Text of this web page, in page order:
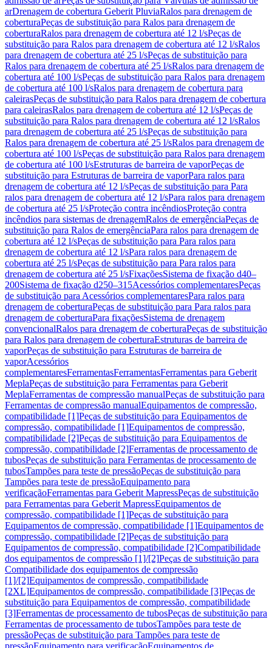
arDrenagem de cobertura Geberit PluviaRalos para drenagem de
coberturaPeças de substituição para Ralos para drenagem de
coberturaRalos para drenagem de cobertura até 12 l/sPeças de
substituição para Ralos para drenagem de cobertura até 12 l/sRalos
para drenagem de cobertura até 25 l/sPeças de substituição para
Ralos para drenagem de cobertura até 25 l/sRalos para drenagem de
cobertura até 100 l/sPeças de substituição para Ralos para drenagem
de cobertura até 100 l/sRalos para drenagem de cobertura para
caleirasPeças de substituição para Ralos para drenagem de cobertura
para caleirasRalos para drenagem de cobertura até 12 l/sPeças de
substituição para Ralos para drenagem de cobertura até 12 l/sRalos
para drenagem de cobertura até 25 l/sPeças de substituição para
Ralos para drenagem de cobertura até 25 l/sRalos para drenagem de
cobertura até 100 l/sPeças de substituição para Ralos para drenagem
de cobertura até 100 l/sEstruturas de barreira de vaporPeças de
substituição para Estruturas de barreira de vaporPara ralos para
drenagem de cobertura até 12 l/sPeças de substituição para Para
ralos para drenagem de cobertura até 12 l/sPara ralos para drenagem
de cobertura até 25 l/sProteção contra incêndiosProteção contra
incêndios para sistemas de drenagemRalos de emergênciaPeças de
substituição para Ralos de emergênciaPara ralos para drenagem de
cobertura até 12 l/sPeças de substituição para Para ralos para
drenagem de cobertura até 12 l/sPara ralos para drenagem de
cobertura até 25 l/sPeças de substituição para Para ralos para
drenagem de cobertura até 25 l/sFixaçõesSistema de fixação d40–
200Sistema de fixação d250–315Acessórios complementaresPeças
de substituição para Acessórios complementaresPara ralos para
drenagem de coberturaPeças de substituição para Para ralos para
drenagem de coberturaPara fixaçõesSistema de drenagem
convencionalRalos para drenagem de coberturaPeças de substituição
para Ralos para drenagem de coberturaEstruturas de barreira de
vaporPeças de substituição para Estruturas de barreira de
vaporAcessórios
complementaresFerramentasFerramentasFerramentas para Geberit
MeplaPeças de substituição para Ferramentas para Geberit
MeplaFerramentas de compressão manualPeças de substituição para
Ferramentas de compressão manualEquipamentos de compressão,
compatibilidade [1]Peças de substituição para Equipamentos de
compressão, compatibilidade [1]Equipamentos de compressão,
compatibilidade [2]Peças de substituição para Equipamentos de
compressão, compatibilidade [2]Ferramentas de processamento de
tubosPeças de substituição para Ferramentas de processamento de
tubosTampões para teste de pressãoPeças de substituição para
Tampões para teste de pressãoEquipamento para
verificaçãoFerramentas para Geberit MapressPeças de substituição
para Ferramentas para Geberit MapressEquipamentos de
compressão, compatibilidade [1]Peças de substituição para
Equipamentos de compressão, compatibilidade [1]Equipamentos de
compressão, compatibilidade [2]Peças de substituição para
Equipamentos de compressão, compatibilidade [2]Compatibilidade
dos equipamentos de compressão [1]/[2]Peças de substituição para
Compatibilidade dos equipamentos de compressão
[1]/[2]Equipamentos de compressão, compatibilidade
[2XL]Equipamentos de compressão, compatibilidade [3]Peças de
substituição para Equipamentos de compressão, compatibilidade
[3]Ferramentas de processamento de tubosPeças de substituição para
Ferramentas de processamento de tubosTampões para teste de
pressãoPeças de substituição para Tampões para teste de
pressãoEquipamento para verificaçãoEquipamentos de